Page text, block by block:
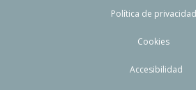
Política de privacidad
Cookies
Accesibilidad